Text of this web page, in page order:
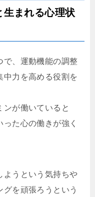
生まれる心理状
で、運動機能の調整
中力を高める役割を
ンが働いていると
った心の働きが強く
ようという気持ちや
を頑張ろうという